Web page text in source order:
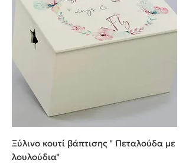
Ξύλινο κουτί βάπτισης " Πεταλούδα με
λουλούδια"